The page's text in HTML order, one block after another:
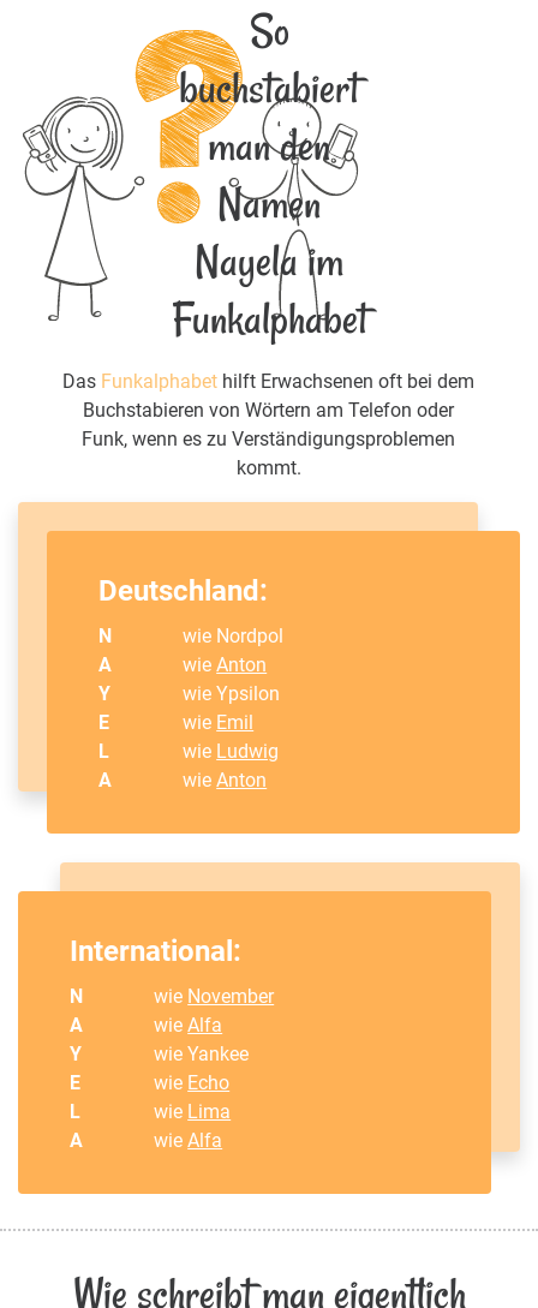
So
buchstabiert
man den
Namen
Nayela im
Funkalphabet
Das Funkalphabet hilft Erwachsenen oft bei dem
Buchstabieren von Wörtern am Telefon oder
Funk, wenn es zu Verständigungsproblemen
kommt.
Deutschland:
N
wie Nordpol
A
wieAnton
Y
wie Ypsilon
E
wie Emil
L
wie Ludwig
A
wieAnton
International:
N wie November
A
wieAlfa
Y
wie Yankee
E
wie Echo
L
wie Lima
A
wieAlfa
Wie schreibt man eigentlich